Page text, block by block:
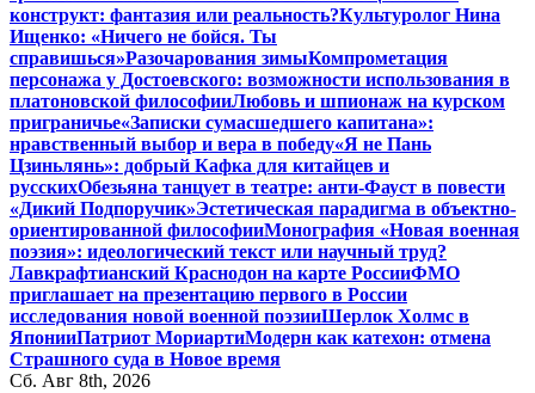
конструкт: фантазия или реальность?Культуролог Нина
Ищенко: «Ничего не бойся. Ты
справишься»Разочарования зимыКомпрометация
персонажа у Достоевского: возможности использования в
платоновской философииЛюбовь и шпионаж на курском
приграничье«Записки сумасшедшего капитана»:
нравственный выбор и вера в победу«Я не Пань
Цзиньлянь»: добрый Кафка для китайцев и
русскихОбезьяна танцует в театре: анти-Фауст в повести
«Дикий Подпоручик»Эстетическая парадигма в объектно-
ориентированной философииМонография «Новая военная
поэзия»: идеологический текст или научный труд?
Лавкрафтианский Краснодон на карте РоссииФМО
приглашает на презентацию первого в России
исследования новой военной поэзииШерлок Холмс в
ЯпонииПатриот МориартиМодерн как катехон: отмена
Страшного суда в Новое время
Сб. Авг 8th, 2026